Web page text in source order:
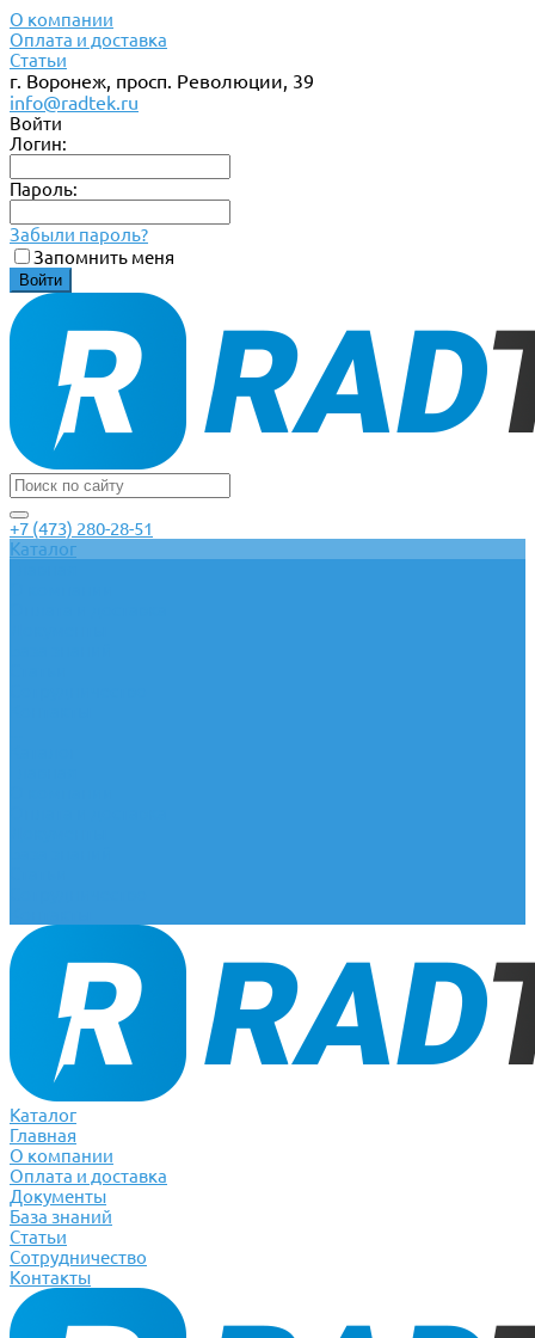
О компании
Оплата и доставка
Статьи
г. Воронеж, просп. Революции, 39
info@radtek.ru
Войти
Логин:
Пароль:
Забыли пароль?
Запомнить меня
+7 (473) 280-28-51
Каталог
Каталог
Главная
О компании
Оплата и доставка
Документы
База знаний
Статьи
Сотрудничество
Контакты